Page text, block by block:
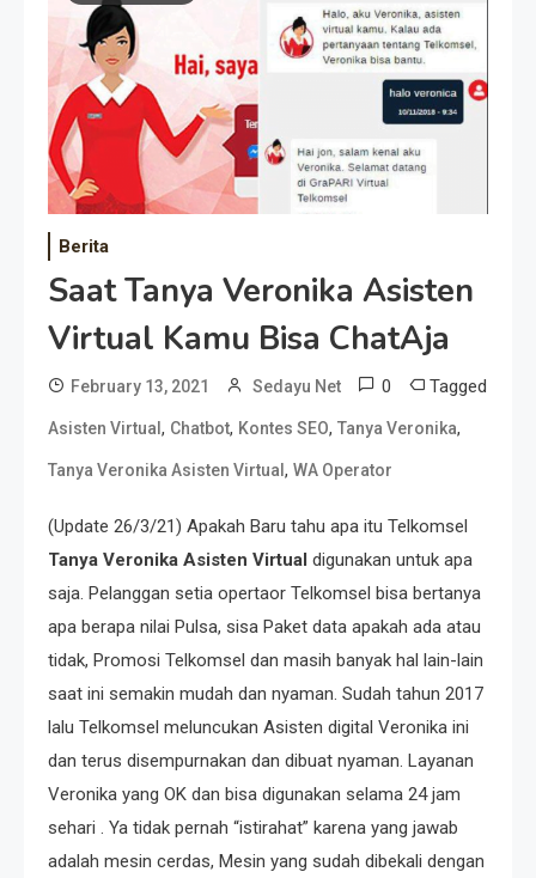
Berita
Saat Tanya Veronika Asisten
Virtual Kamu Bisa ChatAja
February 13, 2021 Sedayu Net 0 Tagged
Asisten Virtual , Chatbot, Kontes SEO, Tanya Veronika,
Tanya Veronika Asisten Virtual , WA Operator
(Update 26/3/21) Apakah Baru tahu apa itu Telkomsel
Tanya Veronika Asisten Virtual digunakan untuk apa
saja. Pelanggan setia opertaor Telkomsel bisa bertanya
apa berapa nilai Pulsa, sisa Paket data apakah ada atau
tidak, Promosi Telkomsel dan masih banyak hal lain-lain
saat ini semakin mudah dan nyaman. Sudah tahun 2017
lalu Telkomsel meluncukan Asisten digital Veronika ini
dan terus disempurnakan dan dibuat nyaman. Layanan
Veronika yang OK dan bisa digunakan selama 24 jam
sehari . Ya tidak pernah “istirahat” karena yang jawab
adalah mesin cerdas, Mesin yang sudah dibekali dengan